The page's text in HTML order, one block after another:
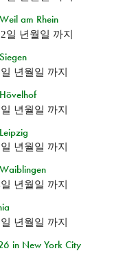
am Rhein
일 년월일 까지
년월일 까지
년월일 까지
년월일 까지
년월일 까지
년월일 까지
in New York City